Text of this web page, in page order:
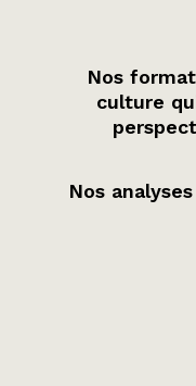
Nos
culture
Nos